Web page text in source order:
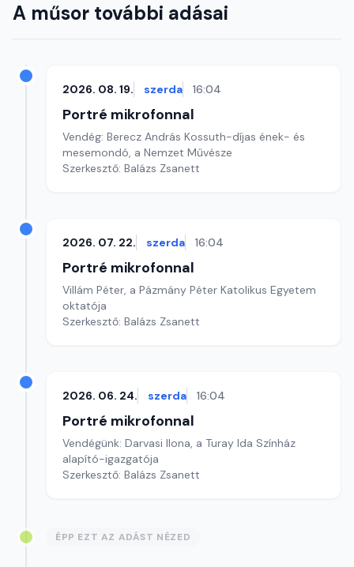
A műsor további adásai
2026. 08. 19. szerda 16:04
Portré mikrofonnal
Vendég: Berecz András Kossuth-díjas ének- és
mesemondó, a Nemzet Művésze
Szerkesztő: Balázs Zsanett
2026. 07. 22. szerda 16:04
Portré mikrofonnal
Villám Péter, a Pázmány Péter Katolikus Egyetem
oktatója
Szerkesztő: Balázs Zsanett
2026. 06. 24. szerda 16:04
Portré mikrofonnal
Vendégünk: Darvasi Ilona, a Turay Ida Színház
alapító-igazgatója
Szerkesztő: Balázs Zsanett
ÉPP EZT AZ ADÁST NÉZED